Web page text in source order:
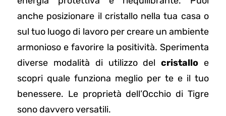
anche posizionare il cristallo nella tua casa o
sul tuo luogo di lavoro per creare un ambiente
armonioso e favorire la positività. Sperimenta
diverse modalità di utilizzo delcristalloe
scopri quale funziona meglio per te e il tuo
benessere. Le proprietà dell’Occhio di Tigre
sono davvero versatili.